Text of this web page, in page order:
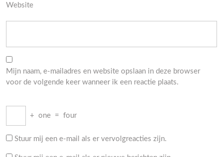
Website
Mijn naam, e-mailadres en website opslaan in deze browser
voor de volgende keer wanneer ik een reactie plaats.
+ one = four
Stuur mij een e-mail als er vervolgreacties zijn.